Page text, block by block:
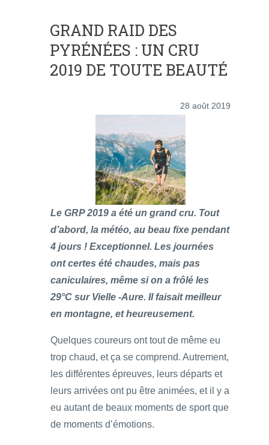
GRAND RAID DES
PYRÉNÉES : UN CRU
2019 DE TOUTE BEAUTÉ
28 août 2019
Le GRP 2019 a été un grand cru. Tout
d’abord, la météo, au beau fixe pendant
4 jours ! Exceptionnel. Les journées
ont certes été chaudes, mais pas
caniculaires, même si on a frôlé les
29°C sur Vielle -Aure. Il faisait meilleur
en montagne, et heureusement.
Quelques coureurs ont tout de même eu
trop chaud, et ça se comprend. Autrement,
les différentes épreuves, leurs départs et
leurs arrivées ont pu être animées, et il y a
eu autant de beaux moments de sport que
de moments d’émotions.